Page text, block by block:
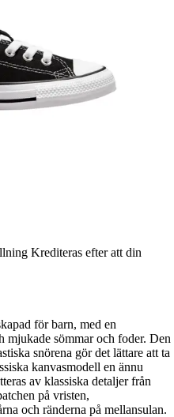
Krediteras efter att din
för barn, med en
mjukade sömmar och foder. Den
snörena gör det lättare att ta
kanvasmodell en ännu
av klassiska detaljer från
på vristen,
och ränderna på mellansulan.